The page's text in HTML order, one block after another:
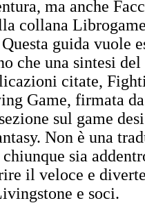
ma anche
collana
guida vuole
che una sintesi
citate,
Game, firmata da
sul game
Non è una
sia
il veloce e
e soci.